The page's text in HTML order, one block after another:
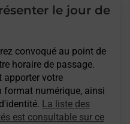
le jour de
convoqué au point de
horaire de passage.
apporter votre
format numérique, ainsi
La liste des
est consultable sur ce